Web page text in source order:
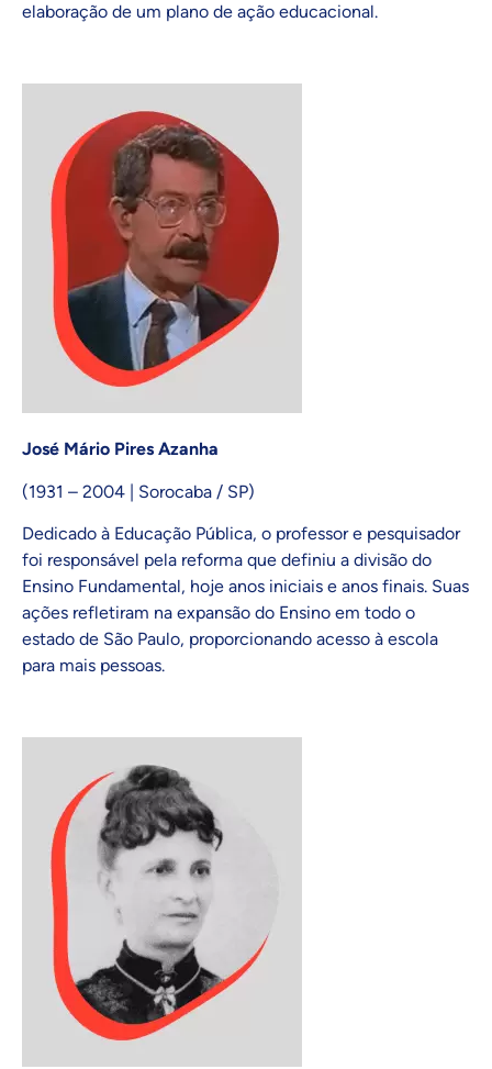
elaboração de um plano de ação educacional.
José Mário Pires Azanha
(1931 – 2004 | Sorocaba / SP)
Dedicado à Educação Pública, o professor e pesquisador
foi responsável pela reforma que definiu a divisão do
Ensino Fundamental, hoje anos iniciais e anos finais. Suas
ações refletiram na expansão do Ensino em todo o
estado de São Paulo, proporcionando acesso à escola
para mais pessoas.